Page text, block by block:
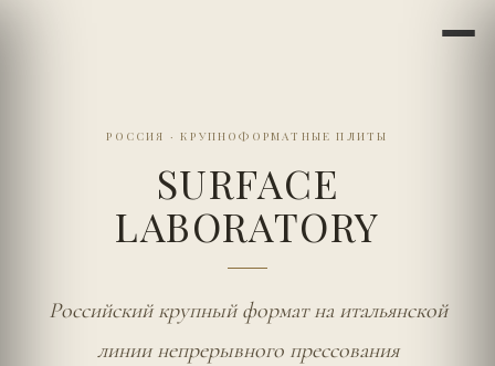
РОССИЯ ·КРУПНОФОРМАТНЫЕ ПЛИТЫ
SURFACE
LABORATORY
Российский крупный формат на итальянской
линии непрерывного прессования